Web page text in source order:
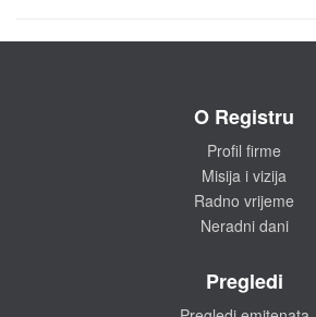
O Registru
Profil firme
Misija i vizija
Radno vrijeme
Neradni dani
Pregledi